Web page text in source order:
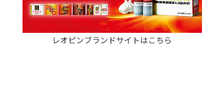
レオピンブランドサイトはこちら